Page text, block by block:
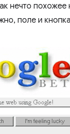
нечто
поле и